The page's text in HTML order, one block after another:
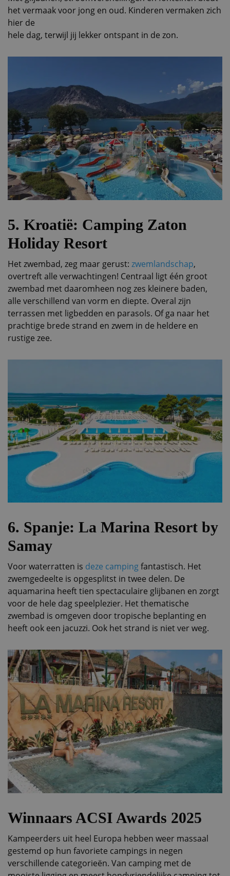
het vermaak voor jong en oud. Kinderen vermaken zich
hier de
hele dag, terwijl jij lekker ontspant in de zon.
5. Kroatië: Camping Zaton
Holiday Resort
Het zwembad, zeg maar gerust: zwemlandschap,
overtreft alle verwachtingen! Centraal ligt één groot
zwembad met daaromheen nog zes kleinere baden,
alle verschillend van vorm en diepte. Overal zijn
terrassen met ligbedden en parasols. Of ga naar het
prachtige brede strand en zwem in de heldere en
rustige zee.
6. Spanje: La Marina Resort by
Samay
Voor waterratten is deze campingfantastisch. Het
zwemgedeelte is opgesplitst in twee delen. De
aquamarina heeft tien spectaculaire glijbanen en zorgt
voor de hele dag speelplezier. Het thematische
zwembad is omgeven door tropische beplanting en
heeft ook een jacuzzi. Ook het strand is niet ver weg.
Winnaars ACSI Awards 2025
Kampeerders uit heel Europa hebben weer massaal
gestemd op hun favoriete campings in negen
verschillende categorieën. Van camping met de